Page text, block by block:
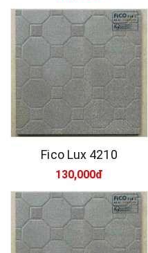
Fico Lux 4210
130,000đ